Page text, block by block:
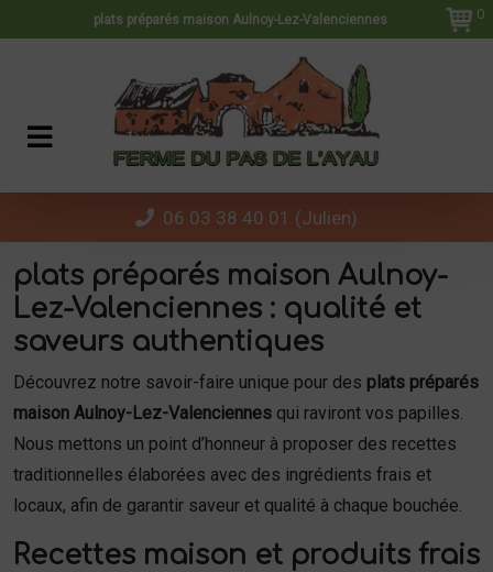
plats préparés maison Aulnoy-Lez-Valenciennes 0
06 03 38 40 01 (Julien)
plats préparés maison Aulnoy-
Lez-Valenciennes : qualité et
saveurs authentiques
Découvrez notre savoir-faire unique pour des plats préparés
maison Aulnoy-Lez-Valenciennes qui raviront vos papilles.
Nous mettons un point d’honneur à proposer des recettes
traditionnelles élaborées avec des ingrédients frais et
locaux, afin de garantir saveur et qualité à chaque bouchée.
Recettes maison et produits frais
Panneau de gestion des cookies